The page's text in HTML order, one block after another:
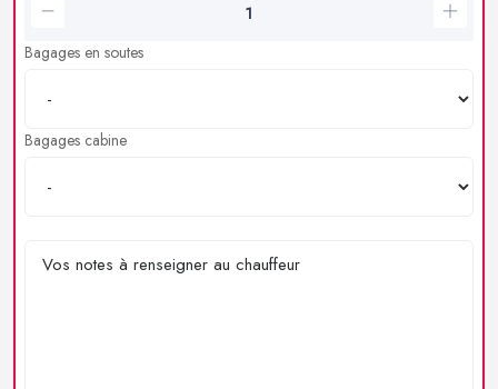
Bagages en soutes
Bagages cabine